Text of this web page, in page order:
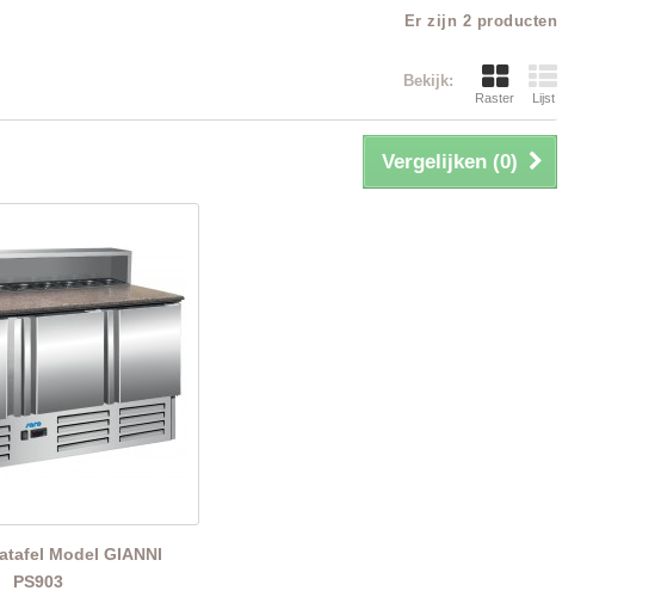
Er zijn 2 producten
Bekijk:
Raster Lijst
Vergelijken (0)
Model GIANNI
PS903